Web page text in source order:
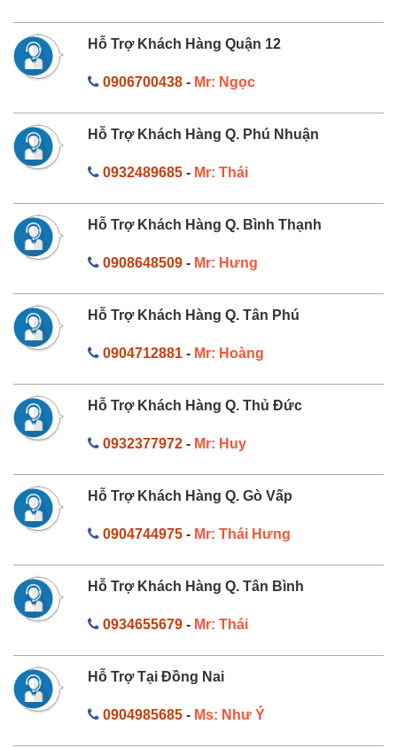
Hỗ Trợ Khách Hàng Quận 12
0906700438- Mr: Ngọc
Hỗ Trợ Khách Hàng Q. Phú Nhuận
0932489685- Mr: Thái
Hỗ Trợ Khách Hàng Q. Bình Thạnh
0908648509- Mr: Hưng
Hỗ Trợ Khách Hàng Q. Tân Phú
0904712881- Mr: Hoàng
Hỗ Trợ Khách Hàng Q. Thủ Đức
0932377972- Mr: Huy
Hỗ Trợ Khách Hàng Q. Gò Vấp
0904744975- Mr: Thái Hưng
Hỗ Trợ Khách Hàng Q. Tân Bình
0934655679- Mr: Thái
Hỗ Trợ Tại Đồng Nai
0904985685- Ms: Như Ý